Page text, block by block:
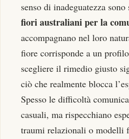
senso di inadeguatezza
fiori australiani per la
accompagnano nel loro
fiore corrisponde a un
scegliere il rimedio giusto
ciò che realmente blocca
Spesso le difficoltà
casuali, ma rispecchiano
traumi relazionali o modelli